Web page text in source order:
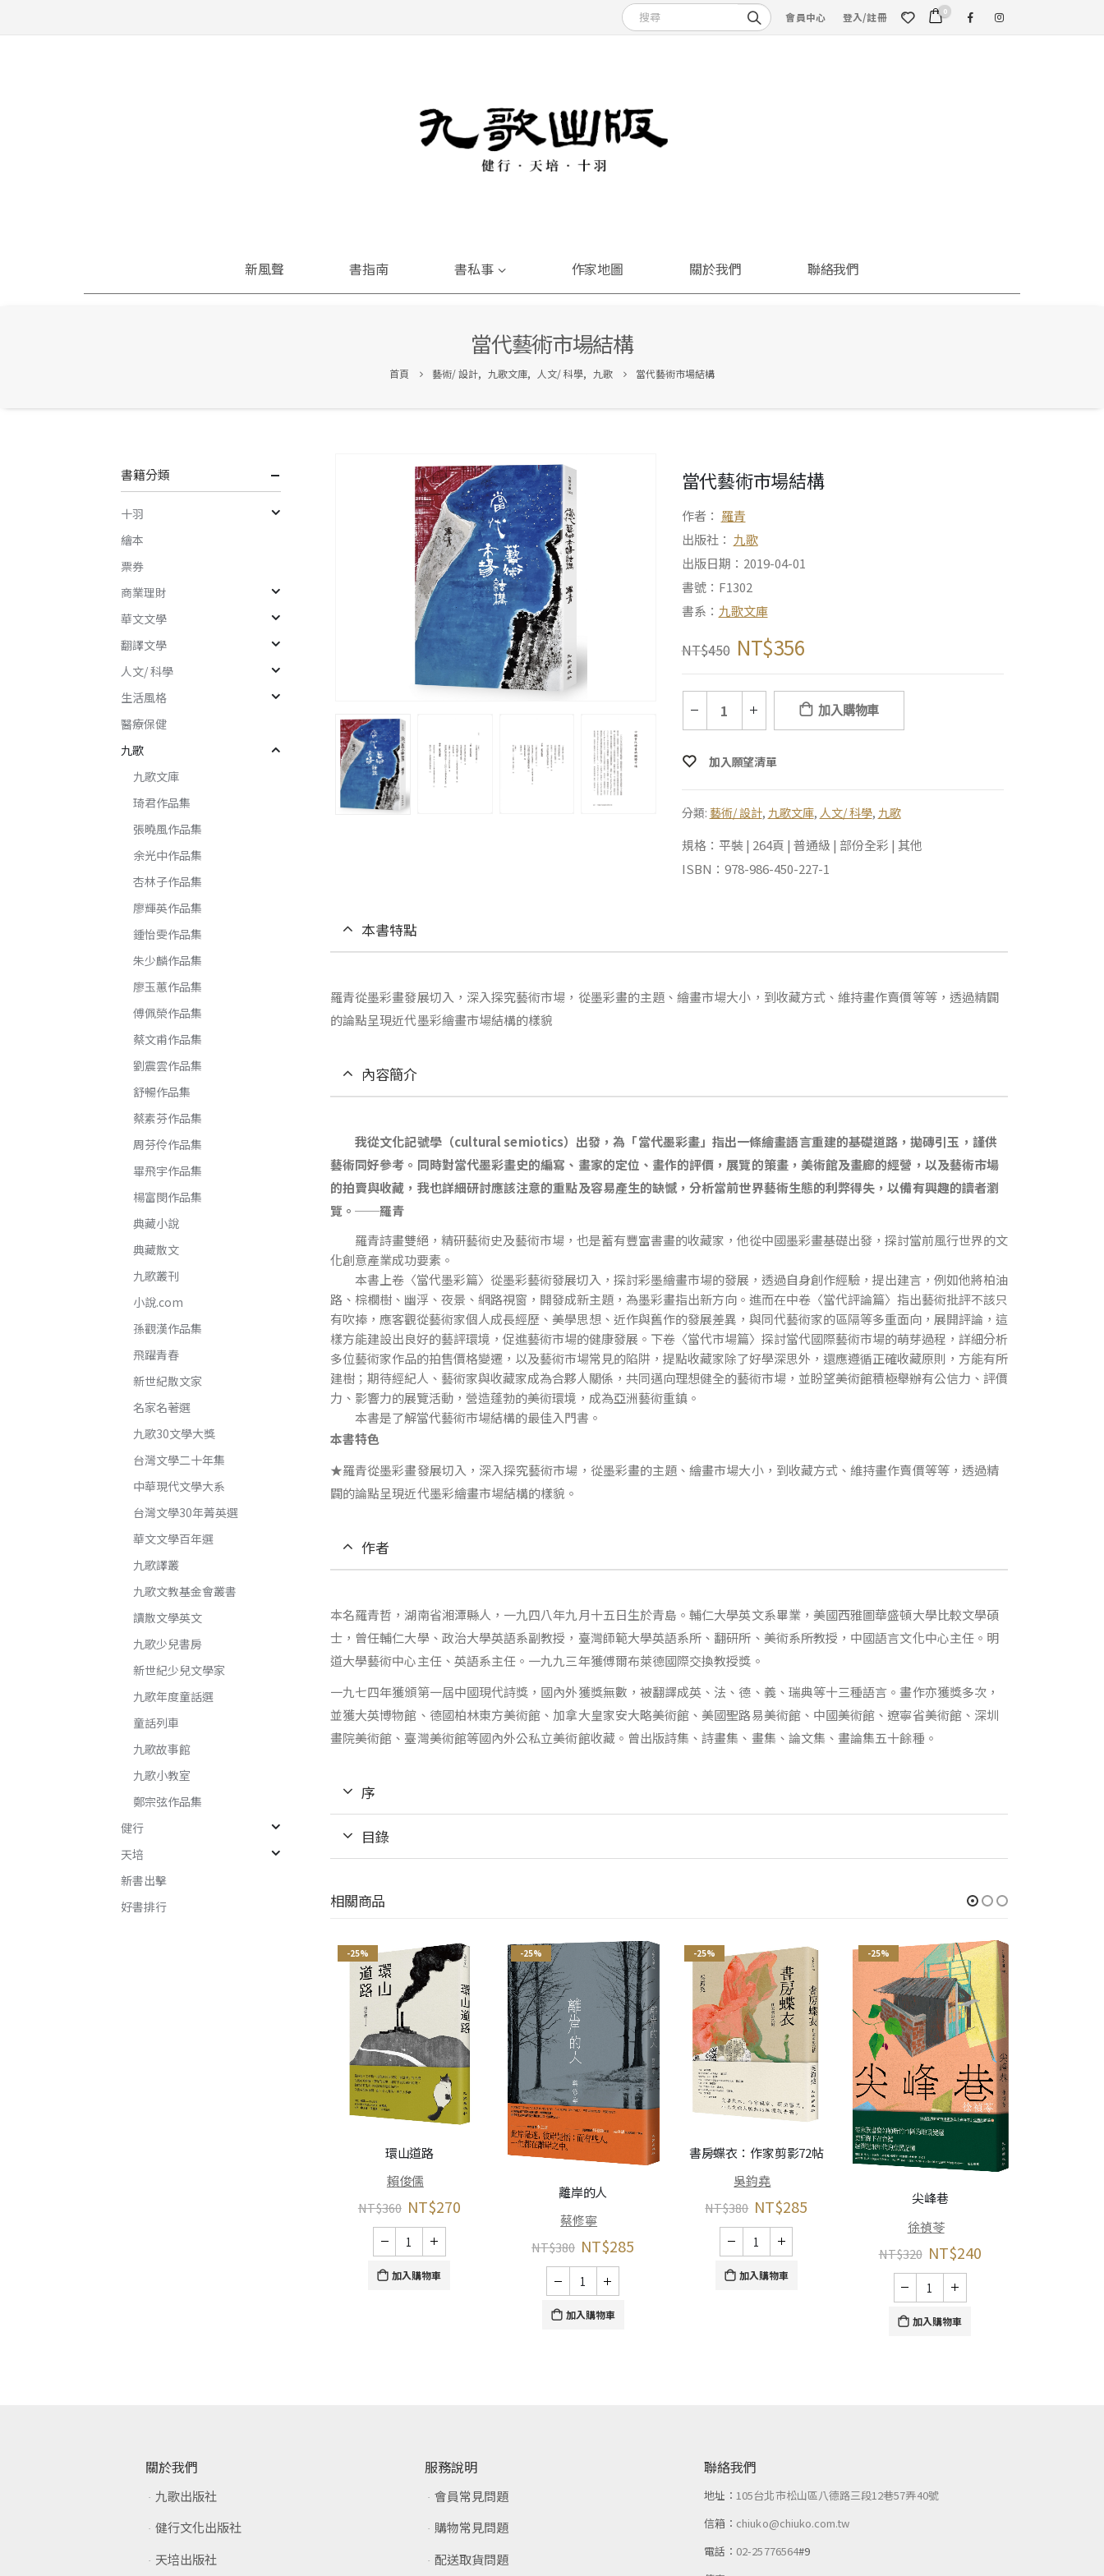
會員中心 登入/註冊 0
新風聲 書指南 書私事 作家地圖 關於我們 聯絡我們
當代藝術市場結構
首頁 藝術/ 設計, 九歌文庫, 人文/ 科學, 九歌 當代藝術市場結構
當代藝術市場結構
作者： 羅青
出版社： 九歌
出版日期：2019-04-01
書號：F1302
書系： 九歌文庫
NT$450 NT$356
加入購物車
加入願望清單
分類: 藝術/ 設計, 九歌文庫, 人文/ 科學, 九歌
規格：平裝 | 264頁 | 普通級 | 部份全彩 | 其他
ISBN：978-986-450-227-1
本書特點
羅青從墨彩畫發展切入，深入探究藝術市場，從墨彩畫的主題、繪畫市場大小，到收藏方式、維持畫作賣價等等，透過精闢
的論點呈現近代墨彩繪畫市場結構的樣貌
內容簡介
我從文化記號學（cultural semiotics）出發，為「當代墨彩畫」指出一條繪畫語言重建的基礎道路，拋磚引玉，謹供
藝術同好參考。同時對當代墨彩畫史的編寫、畫家的定位、畫作的評價，展覽的策畫，美術館及畫廊的經營，以及藝術市場
的拍賣與收藏，我也詳細研討應該注意的重點及容易產生的缺憾，分析當前世界藝術生態的利弊得失，以備有興趣的讀者瀏
覽。──羅青
羅青詩畫雙絕，精研藝術史及藝術市場，也是蓄有豐富書畫的收藏家，他從中國墨彩畫基礎出發，探討當前風行世界的文
化創意產業成功要素。
本書上卷〈當代墨彩篇〉從墨彩藝術發展切入，探討彩墨繪畫市場的發展，透過自身創作經驗，提出建言，例如他將柏油
路、棕櫚樹、幽浮、夜景、網路視窗，開發成新主題，為墨彩畫指出新方向。進而在中卷〈當代評論篇〉指出藝術批評不該只
有吹捧，應客觀從藝術家個人成長經歷、美學思想、近作與舊作的發展差異，與同代藝術家的區隔等多重面向，展開評論，這
樣方能建設出良好的藝評環境，促進藝術市場的健康發展。下卷〈當代市場篇〉探討當代國際藝術市場的萌芽過程，詳細分析
多位藝術家作品的拍售價格變遷，以及藝術市場常見的陷阱，提點收藏家除了好學深思外，還應遵循正確收藏原則，方能有所
建樹；期待經紀人、藝術家與收藏家成為合夥人關係，共同邁向理想健全的藝術市場，並盼望美術館積極舉辦有公信力、評價
力、影響力的展覽活動，營造蓬勃的美術環境，成為亞洲藝術重鎮。
本書是了解當代藝術市場結構的最佳入門書。
本書特色
★羅青從墨彩畫發展切入，深入探究藝術市場，從墨彩畫的主題、繪畫市場大小，到收藏方式、維持畫作賣價等等，透過精
闢的論點呈現近代墨彩繪畫市場結構的樣貌。
作者
本名羅青哲，湖南省湘潭縣人，一九四八年九月十五日生於青島。輔仁大學英文系畢業，美國西雅圖華盛頓大學比較文學碩
士，曾任輔仁大學、政治大學英語系副教授，臺灣師範大學英語系所、翻研所、美術系所教授，中國語言文化中心主任。明
道大學藝術中心主任、英語系主任。一九九三年獲傅爾布萊德國際交換教授獎。
一九七四年獲頒第一屆中國現代詩獎，國內外獲獎無數，被翻譯成英、法、德、義、瑞典等十三種語言。畫作亦獲獎多次，
並獲大英博物館、德國柏林東方美術館、加拿大皇家安大略美術館、美國聖路易美術館、中國美術館、遼寧省美術館、深圳
畫院美術館、臺灣美術館等國內外公私立美術館收藏。曾出版詩集、詩畫集、畫集、論文集、畫論集五十餘種。
序
目錄
相關商品
-25%
環山道路
賴俊儒
NT$360 NT$270
加入購物車
-25%
離岸的人
蔡修寧
NT$380 NT$285
加入購物車
-25%
書房蝶衣：作家剪影72帖
吳鈞堯
NT$380 NT$285
加入購物車
-25%
尖峰巷
徐禎苓
NT$320 NT$240
加入購物車
書籍分類
十羽
繪本
票券
商業理財
華文文學
翻譯文學
人文/ 科學
生活風格
醫療保健
九歌
九歌文庫
琦君作品集
張曉風作品集
余光中作品集
杏林子作品集
廖輝英作品集
鍾怡雯作品集
朱少麟作品集
廖玉蕙作品集
傅佩榮作品集
蔡文甫作品集
劉震雲作品集
舒暢作品集
蔡素芬作品集
周芬伶作品集
畢飛宇作品集
楊富閔作品集
典藏小說
典藏散文
九歌叢刊
小說.com
孫觀漢作品集
飛躍青春
新世紀散文家
名家名著選
九歌30文學大獎
台灣文學二十年集
中華現代文學大系
台灣文學30年菁英選
華文文學百年選
九歌譯叢
九歌文教基金會叢書
讀散文學英文
九歌少兒書房
新世紀少兒文學家
九歌年度童話選
童話列車
九歌故事館
九歌小教室
鄭宗弦作品集
健行
天培
新書出擊
好書排行
關於我們
九歌出版社
健行文化出版社
天培出版社
服務說明
會員常見問題
購物常見問題
配送取貨問題
聯絡我們
地址：105台北市松山區八德路三段12巷57弄40號
信箱： chiuko@chiuko.com.tw
電話： 02-25776564#9